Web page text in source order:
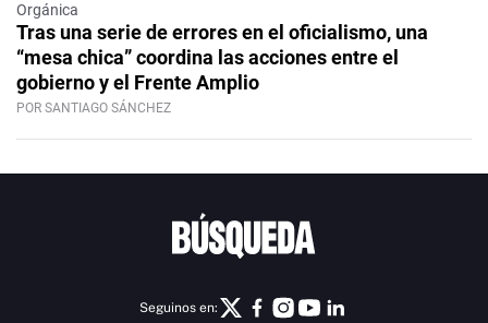
Orgánica
Tras una serie de errores en el oficialismo, una
“mesa chica” coordina las acciones entre el
gobierno y el Frente Amplio
POR SANTIAGO SÁNCHEZ
Seguinos en: